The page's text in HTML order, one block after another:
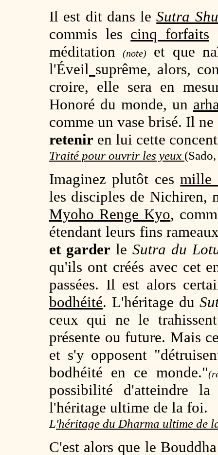
Il est dit dans leSutra
commis les cinq forfaits
méditation
(note)
et que
l'Éveil suprême, alors,
croire, elle sera en
Honoré du monde, un
comme un vase brisé. Il
retenir en lui cette
Traité pour ouvrir les yeux (
Imaginez plutôt cesmille
les disciples de Nichiren,
Myoho Renge Kyo,
étendant leurs fins
et garder le Sutra du
qu'ils ont créés avec cet
passées. Il est alors
bodhéité. L'héritage du
ceux qui ne le trahissent
présente ou future. Mais
et s'y opposent
bodhéité en ce monde."
possibilité d'atteindre
l'héritage ultime de la foi.
L'héritage du Dharma ultime de
C'est alors que le